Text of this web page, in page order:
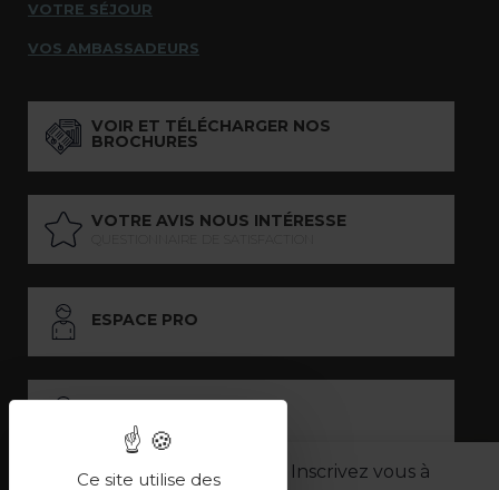
Inscrivez vous à
VOTRE SÉJOUR
VOS AMBASSADEURS
VOIR ET TÉLÉCHARGER NOS
BROCHURES
VOTRE AVIS NOUS INTÉRESSE
ESPACE PRO
Ce site utilise des